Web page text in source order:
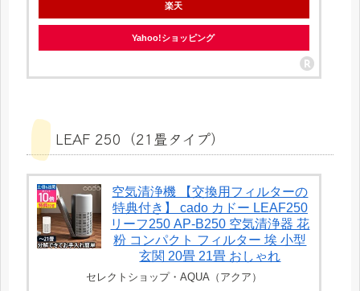
楽天
Yahoo!ショッピング
LEAF 250（21畳タイプ）
空気清浄機 【交換用フィルターの
特典付き】 cado カドー LEAF250
リーフ250 AP-B250 空気清浄器 花
粉 コンパクト フィルター 埃 小型
玄関 20畳 21畳 おしゃれ
セレクトショップ・AQUA（アクア）